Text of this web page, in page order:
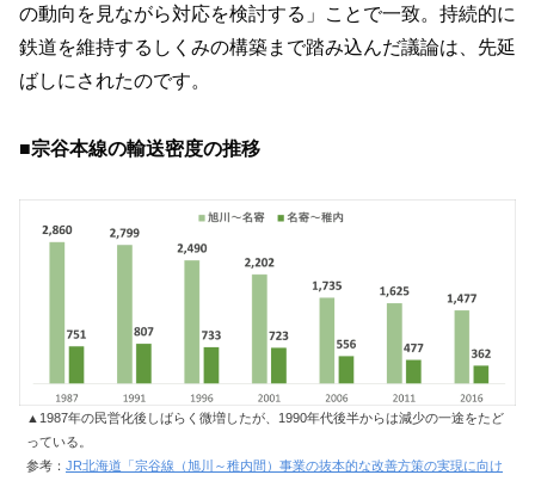
の動向を見ながら対応を検討する」ことで一致。持続的に
鉄道を維持するしくみの構築まで踏み込んだ議論は、先延
ばしにされたのです。
■宗谷本線の輸送密度の推移
▲1987年の民営化後しばらく微増したが、1990年代後半からは減少の一途をたど
っている。
参考： JR北海道「宗谷線（旭川～稚内間）事業の抜本的な改善方策の実現に向け